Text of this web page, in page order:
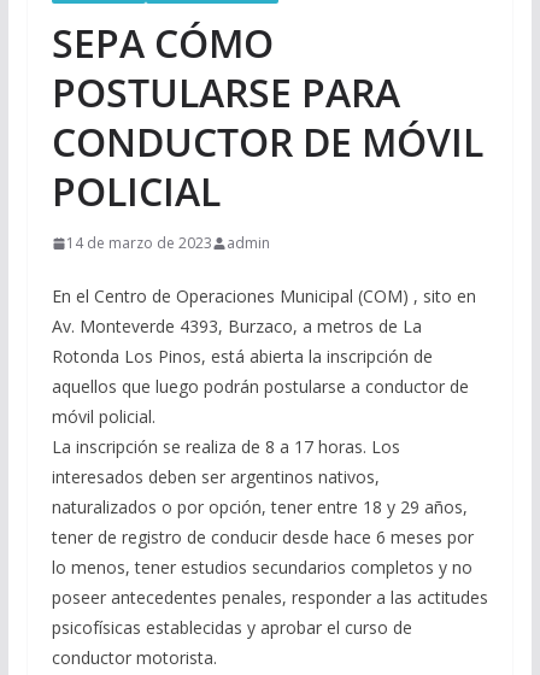
SEPA CÓMO
POSTULARSE PARA
CONDUCTOR DE MÓVIL
POLICIAL
14 de marzo de 2023 admin
En el Centro de Operaciones Municipal (COM) , sito en
Av. Monteverde 4393, Burzaco, a metros de La
Rotonda Los Pinos, está abierta la inscripción de
aquellos que luego podrán postularse a conductor de
móvil policial.
La inscripción se realiza de 8 a 17 horas. Los
interesados deben ser argentinos nativos,
naturalizados o por opción, tener entre 18 y 29 años,
tener de registro de conducir desde hace 6 meses por
lo menos, tener estudios secundarios completos y no
poseer antecedentes penales, responder a las actitudes
psicofísicas establecidas y aprobar el curso de
conductor motorista.